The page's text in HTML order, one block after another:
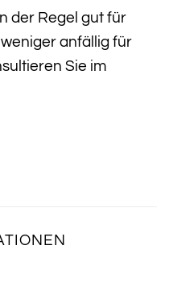
der Regel gut für
anfällig für
Sie im